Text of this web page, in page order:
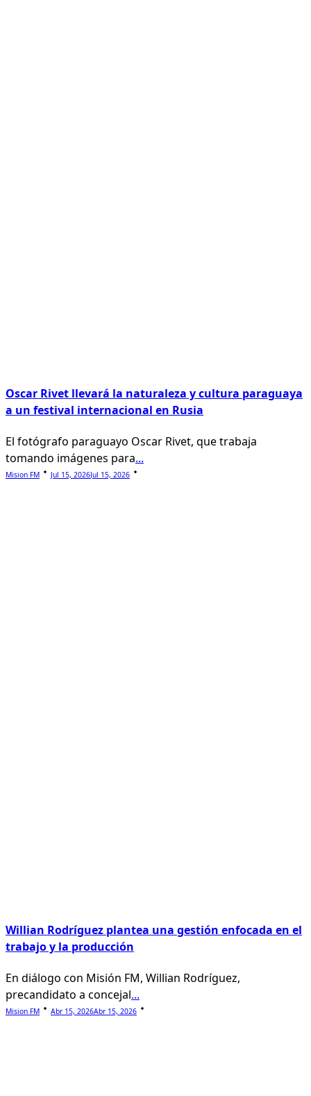
Oscar Rivet llevará la naturaleza y cultura paraguaya
a un festival internacional en Rusia
El fotógrafo paraguayo Oscar Rivet, que trabaja
tomando imágenes para...
Mision FM Jul 15, 2026Jul 15, 2026
Willian Rodríguez plantea una gestión enfocada en el
trabajo y la producción
En diálogo con Misión FM, Willian Rodríguez,
precandidato a concejal...
Mision FM Abr 15, 2026Abr 15, 2026